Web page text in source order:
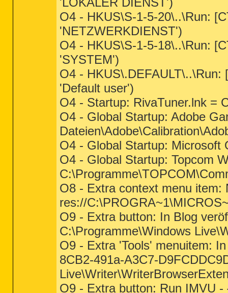
O4 - HKUS\S-1-5-20\..\Run:
'NETZWERKDIENST')
O4 - HKUS\S-1-5-18\..\Run:
'SYSTEM')
O4 -
'Default user')
O4 - Startup: RivaTuner.lnk =
O4 - Global Startup: Adobe
O4 - Global Startup: Microsoft
O4 - Global Startup: Topcom
O8 - Extra context menu item:
res://
O9 - Extra button: In Blog
C:\Programme\Windows
O9 - Extra 'Tools' menuitem:
8CB2-491a-A3C7-
O9 - Extra button: Run IMVU